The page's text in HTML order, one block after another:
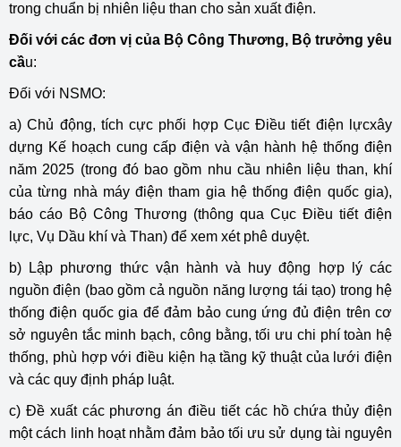
trong chuẩn bị nhiên liệu than cho sản xuất điện.
Đối với các đơn vị của Bộ Công Thương, Bộ trưởng yêu
cầu:
Đối với NSMO:
a) Chủ động, tích cực phối hợp Cục Điều tiết điện lựcxây
dựng Kế hoạch cung cấp điện và vận hành hệ thống điện
năm 2025 (trong đó bao gồm nhu cầu nhiên liệu than, khí
của từng nhà máy điện tham gia hệ thống điện quốc gia),
báo cáo Bộ Công Thương (thông qua Cục Điều tiết điện
lực, Vụ Dầu khí và Than) để xem xét phê duyệt.
b) Lập phương thức vận hành và huy động hợp lý các
nguồn điện (bao gồm cả nguồn năng lượng tái tạo) trong hệ
thống điện quốc gia để đảm bảo cung ứng đủ điện trên cơ
sở nguyên tắc minh bạch, công bằng, tối ưu chi phí toàn hệ
thống, phù hợp với điều kiện hạ tầng kỹ thuật của lưới điện
và các quy định pháp luật.
c) Đề xuất các phương án điều tiết các hồ chứa thủy điện
một cách linh hoạt nhằm đảm bảo tối ưu sử dụng tài nguyên